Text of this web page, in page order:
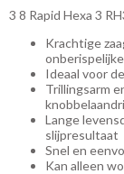
3 8 Rapid Hexa 3
Krachtige
Ideaal voor
Trillingsarm
Lange
slijpresultaat
Snel en
Kan alleen